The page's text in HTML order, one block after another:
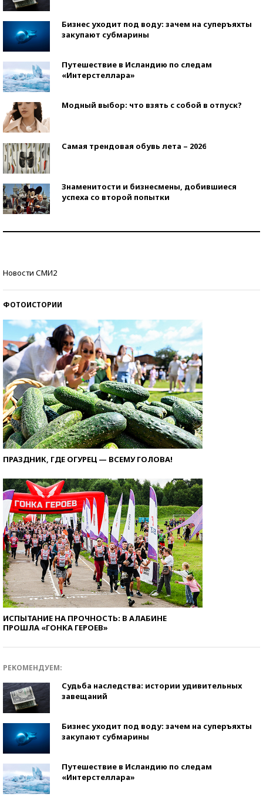
Бизнес уходит под воду: зачем на суперъяхты
закупают субмарины
Путешествие в Исландию по следам
«Интерстеллара»
Модный выбор: что взять с собой в отпуск?
Самая трендовая обувь лета – 2026
Знаменитости и бизнесмены, добившиеся
успеха со второй попытки
Новости СМИ2
ФОТОИСТОРИИ
ПРАЗДНИК, ГДЕ ОГУРЕЦ — ВСЕМУ ГОЛОВА!
ИСПЫТАНИЕ НА ПРОЧНОСТЬ: В АЛАБИНЕ
ПРОШЛА «ГОНКА ГЕРОЕВ»
РЕКОМЕНДУЕМ:
Судьба наследства: истории удивительных
завещаний
Бизнес уходит под воду: зачем на суперъяхты
закупают субмарины
Путешествие в Исландию по следам
«Интерстеллара»